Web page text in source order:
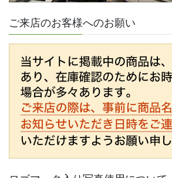
ご来店のお客様へのお願い